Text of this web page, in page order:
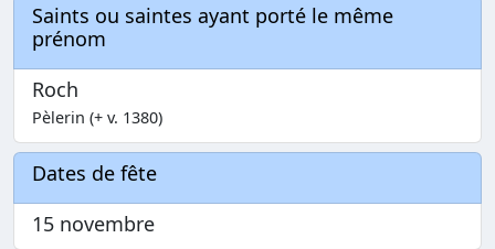
Saints ou saintes ayant porté le même
prénom
Roch
Pèlerin (+ v. 1380)
Dates de fête
15 novembre